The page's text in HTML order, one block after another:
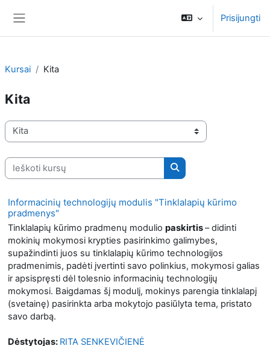
Prisijungti
Kursai Kita
Kita
Kursų kategorijos
Ieškoti kursų
Ieškoti kursų
Informacinių technologijų modulis "Tinklalapių kūrimo
pradmenys"
Tinklalapių kūrimo pradmenų modulio paskirtis– didinti
mokinių mokymosi krypties pasirinkimo galimybes,
supažindinti juos su tinklalapių kūrimo technologijos
pradmenimis, padėti įvertinti savo polinkius, mokymosi galias
ir apsispręsti dėl tolesnio informacinių technologijų
mokymosi. Baigdamas šį modulį, mokinys parengia tinklalapį
(svetainę) pasirinkta arba mokytojo pasiūlyta tema, pristato
savo darbą.
Dėstytojas: RITA SENKEVIČIENĖ